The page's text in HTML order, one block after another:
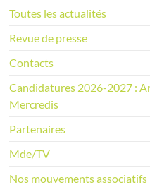
i
c
Toutes les actualités
Revue de presse
Contacts
Candidatures 2026-2027 :
Mercredis
Partenaires
Mde/TV
Nos mouvements associatifs